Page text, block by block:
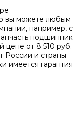
вы можете любым
например, с
подшипник
цене от 8 510 руб.
России и страны
имеется гарантия